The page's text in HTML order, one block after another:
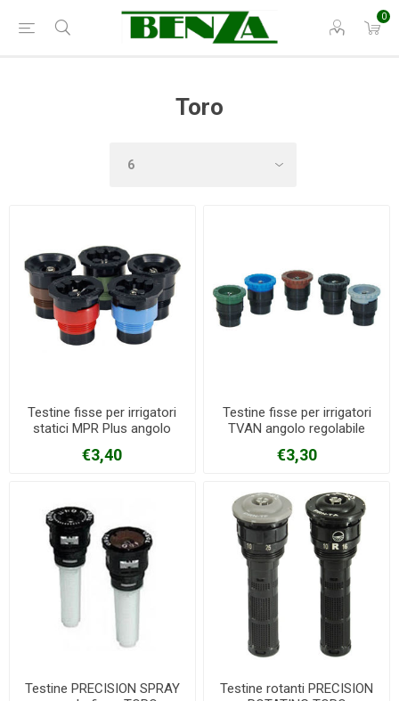
0
Toro
Testine fisse per irrigatori
statici MPR Plus angolo
€3,40
Testine fisse per irrigatori
TVAN angolo regolabile
€3,30
Testine PRECISION SPRAY
Testine rotanti PRECISION